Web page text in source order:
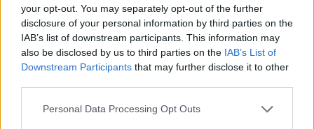
your opt-out. You may separately opt-out of the further
disclosure of your personal information by third parties on the
IAB’s list of downstream participants. This information may
also be disclosed by us to third parties on the IAB’s List of
Downstream Participants that may further disclose it to other
Personal Data Processing Opt Outs
Το συνέδριο χαιρέτησε ο Εκπρόσωπος του
Ευρωπαϊκού Μητρώου Κυστικής Ίνωσης
ECFSPR, Prof.Lutz Nährlich, ο οποίος
αναφέρθηκε στη βελτίωση της συλλογής και
ποιότητας δεδομένων από τη συμμετοχή της